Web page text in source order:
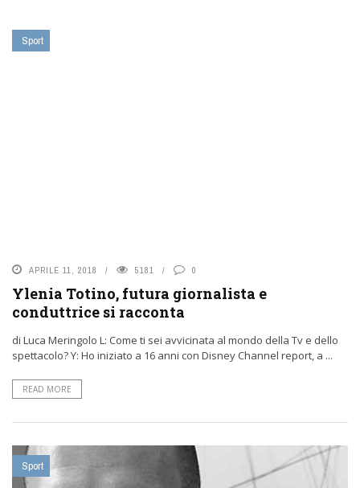
Sport
APRILE 11, 2018 5181 0
Ylenia Totino, futura giornalista e
conduttrice si racconta
di Luca Meringolo L: Come ti sei avvicinata al mondo della Tv e dello
spettacolo? Y: Ho iniziato a 16 anni con Disney Channel report, a ...
READ MORE
Sport